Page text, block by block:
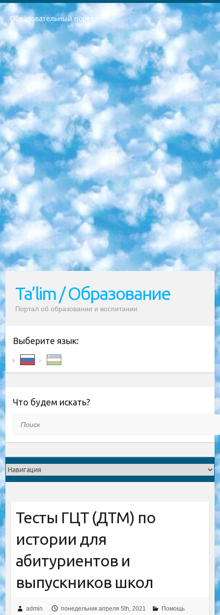
Образовательный портал
РЕСПУБЛИКА УЗБЕКИСТАН МИНИСТРЕРСТВО ДОШКОЛЬНОГО И ШКОЛЬНОГО ОБРАЗОВАНИЯ КОМАНДА в общеобразовательных учреждениях в 2023-2024 учебном году организация и проведение итоговой государственной аттестации обучающихся о Министра дошкольного и школьного образования Республики Узбекистан от 4 марта 2008 года (постановлением Минюста от 20 марта 2008 года № 1778 государственной регистрации) «Итоговое состояние учащихся общего среднего образования на основании положения об утверждении положения об аттестации общего среднего образования выпускной экзамен студентов в образовательных учреждениях в 2023-2024 учебном году В целях организации и прохождения аттестации приказываю: 1. Следующее: перечень предметов, по которым будет проводиться итоговая государственная аттестация и экзамен формы перевода согласно приложению 1; сертификаты международного образца, оценивающие уровень владения иностранными языками перечень согласно приложению 2; 2. Педагогический при специализированных образовательных учреждениях. научно-практический центр квалификации и международной оценки (Д.Давидова) 2024 г. До 25 марта: задания по предметам, по которым будет проводиться итоговая аттестация разработка и утверждение технических условий; итоговая аттестация на основании разработанного предметного задания разработка вопросов по предметам (устно и письменно), экзамен передача; общеобразовательные средние школы и специальные учебные заведения учащиеся выпускных классов школ и интернатов в агентской системе подготовка базы данных экзаменационных материалов и критериев оценки; перевод базы экзаменационных материалов на все языки обучения подать в Республиканский образовательный центр для изготовления; варианты экзаменов на основе разработанных контрольных материалов пусть будут поставлены задачи формирования. 3. Республиканский образовательный центр (Ш.Худайкулов) до 5 апреля 2024 года. до: база данных предоставленных экзаменационных материалов на все языки обучения перевод и экспертиза; для слепых, слабовидящих, глухих, слабослышащих и умственно отсталых детей учащиеся выпускных классов специализированных школ и школ-интернатов база данных экзаменационных материалов на всех преподаваемых языках подготовка критериев оценки; специализированные школы для умственно отсталых детей и технологии для учащихся выпускных классов школ-интернатов разработка соответствующих рекомендаций и критериев проведения ЕГЭ по естествознанию давать задания. 4. Педагогический при специализированных образовательных учреждениях. Научно-практический центр навыков и международной оценки (Д.Давидова), Республика образовательный центр (Худайкулов Ш.) итоговый государственный аттестационный экзамен ориентирован на творческое и логическое мышление при подготовке базы материалов учитывать введение заданий. 5. Следует отметить, что: сертификат государственного образца о знании общеобразовательного предмета и как минимум национальный уровень B1 по предметам на иностранных языках, указанным в Приложении 2. или международно признанный сертификат эквивалентного уровня студенты, изучающие определенный предмет, освобождаются от экзамена; по соответствующим предметам запланирована итоговая государственная аттестация за день до дня, путем жеребьевки Рабочей группой (в письменной форме по предметам, проводимым в форме) из числа сформированных вариантов выбрано 2 варианта; 2 выбранных варианта экзамена анонсированы на официальном сайте министерства и все выпускники по всей стране на основе этих вариантов проводит итоговую государственную аттестацию. 6. Государственное образование учащихся средних общеобразовательных учреждений. знания в соответствии с квалификационными требованиями, которые необходимо приобрести на основании стандартов итоговый (выпускной) контроль для 9 и 11 классов в целях тестирования Экзамены (далее – экзамены) состоят из предметов, перечисленных в приложении 1. будет сделано. 7. Экзамены пройдут с 26 мая по 15 июня 2024 г. (кроме науки физического воспитания). 8. Физическая для учащихся 9 классов общесредних образовательных учреждений. Экзамены по предмету «Образование, квалификация медицина» 1-6 мая 2024 года. сотрудники перевести под присмотр (с отклонениями в физическом или умственном развитии) специализированная школа для детей, школы-интернаты и со сколиозом школы-интернаты санаторного типа для больных детей исключены). 9. Он был слепым, слабовидящим и имел нарушения опорно-двигательного аппарата. экзамены в специализированных школах и интернатах для детей должны проводиться исходя из требований, предъявляемых к общеобразовательным учреждениям (физкультура кроме науки). 10. Специализированная школа для глухих и слабослышащих детей. и экзамены в интернатах и быть реализован в виде письменного теста по математике. 11. Специальность для умственно отсталых детей. Для 9 класса Родной язык и литературное письмо Государственный язык (язык обучения – узбекский). для неклассов) написано Математическое письмо Письменная/устная история Узбекистана Физическое воспитание практично Итоговый контроль Для 11 класса Написание родного языка и литературы (эссе) Математическое письмо Узбекский язык (обучение на узбекском языке) не посещающее общее среднее образование для учреждений)/Образовательное учреждение выбор письменный и устный Иностранный язык письменный/устный Письменная/устная история Узбекистана *По выбору студента:  Химия  Физика  Основы государственного права  География 10 бесплатных образовательных ресурсов - Мы составили подборку онлайн-проектов с интерактивными упражнениями, видеолекциями и статьями. Они помогут вам обрести новые и освежить старые знания бесплатно. 1. «ИНТУИТ» Старейшая образовательная площадка Рунета. Здесь вы найдёте сотни текстовых и видеокурсов на десятки различных тем — от программирования до психологии. Многие курсы подготовлены российскими университетами и крупными международными компаниями вроде Intel и Microsoft. Самостоятельное обучение бесплатное, но желающие могут оплатить услуги персональных наставников. 2. «Смартия» знакомит с актуальными профессиями и подсказывает, как им обучаться. Выбрав заинтересовавшую вас специальность — SMM-специалист, фотограф, веб-дизайнер или другую, — увидите список необходимых для неё умений. Чтобы вы могли освоить их самостоятельно, для каждого умения площадка отображает подборку ссылок на учебные материалы. Хотя «Смартия» ориентируется на русскоязычную аудиторию, часть контента всё же доступна только на английском. 3. «Лекторий Физтеха» Проект Московского физико-технического института (Физтеха). С его помощью вы можете смотреть онлайн серии лекций, записанные на видео в этом вузе. В числе доступных предметов — физика, биология, химия, информационные технологии и другие. К некоторым лекциям администрация ресурса прилагает готовые конспекты, которые можно скачивать в PDF-формате. 4. ITMOcourses Онлайн-площадка Санкт-Петербургского национального исследовательского университета информационных технологий, механики и оптики (ИТМО). Ресурс предоставляет свободный доступ к курсам, разработанным в этом вузе. Каталог материалов разбит на четыре категории: «Оптические системы и технологии», «Приборостроение и робототехника», «Информационные технологии» и «Биотехнологии». Курсы состоят из видеолекций, интерактивных демонстраций и заданий. 5. «КиберЛенинка» Электронная научная библиотека открытого доступа. Каталог площадки регулярно обрастает текстами статей из различных научных изданий. Сгруппированные по журналам и рубрикам публикации можно читать онлайн или скачивать целиком в PDF-формате. Проект нацелен на популяризацию науки за счёт открытого доступа к качественной информации. 6. «ПостНаука» На этом ресурсе публикуют подборки видеолекций, составленные экспертами из разных отраслей и объединённые общими темами. Среди них, к примеру, есть серии «Биоинформатика и геномика», «Культура средневековой Скандинавии» и Cinema Studies о теории кино. Каждая подборка лекций — логически связанная история, рассказанная экспертом от первого лица. Кроме того, на сайте появляются научно-образовательные статьи и тесты на разные темы. 7. «Newочём» Команда проекта «Newочём» отбирает самые интересные тексты из англоязычных СМИ и переводит те из них, за которые голосуют участники сообщества «ВКонтакте». По большей части это научно-популярные статьи. Редакторы придумывают лишь заголовки, в остальном содержание переводов соответствует оригиналам. Полные тексты можно читать прямо в социальной сети. 8. InternetUrok Онлайн-база материалов по основным дисциплинам школьной программы. Информация на сайте структурирована по классам, предметам и темам (урокам). Каждый урок состоит из видеолекций и конспектов. Есть также интерактивные тренажёры и тесты для закрепления пройденного материала. Даже если вы давно окончили школу, возможность повторить программу старших классов всегда может пригодиться. 9. Edutainme Ещё один ресурс об образовании. В отличие от Newtonew, как мне кажется, Edutainme больше ориентируется на представителей индустрии: педагогов, предпринимателей, разработчиков образовательных проектов. Но и любой, кто просто стремится к саморазвитию, найдёт на сайте много полезного и интересного для себя. Например, информацию о новых курсах и образовательных сервисах. 10. Newtonew Онлайн-медиа об образовании и обучении в широком смысле. Авторы Newtonew пишут об инструментах, заведениях, тактиках и стратегиях, которые помогают учить других и получать новые знания самостоятельно. На этой площадке вы найдёте новости, обзоры, аналитические мат
Ta’lim / Образование
Портал об образовании и воспитании
Выберите язык:
Что будем искать?
Тесты ГЦТ (ДТМ) по
истории для
абитуриентов и
выпускников школ
admin понедельник апреля 5th, 2021
Помощь